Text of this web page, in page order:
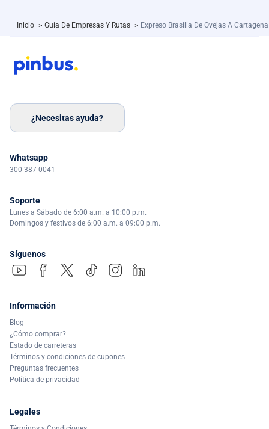
Inicio > Guía De Empresas Y Rutas > Expreso Brasilia De Ovejas A Cartagena
¿Necesitas ayuda?
Whatsapp
300 387 0041
Soporte
Lunes a Sábado de 6:00 a.m. a 10:00 p.m.
Domingos y festivos de 6:00 a.m. a 09:00 p.m.
Síguenos
Información
Blog
¿Cómo comprar?
Estado de carreteras
Términos y condiciones de cupones
Preguntas frecuentes
Política de privacidad
Legales